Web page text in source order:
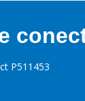
P511453